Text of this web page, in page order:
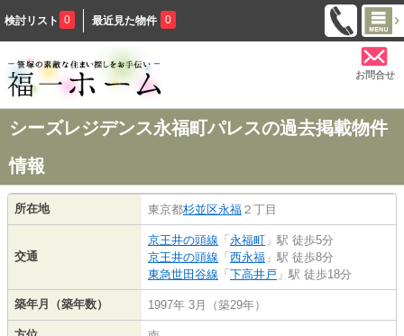
検討リスト 0 最近見た物件 0
お問合せ
シーズレジデンス永福町パレスの過去掲載物件
情報
所在地 東京都杉並区永福 ２丁目
交通
京王井の頭線 「永福町 」駅 徒歩5分
京王井の頭線 「西永福 」駅 徒歩8分
東急世田谷線 「下高井戸 」駅 徒歩18分
築年月（築年数） 1997年 3月（築29年）